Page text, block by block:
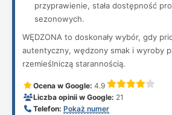
przyprawienie, stała dostępność
sezonowych.
WĘDZONA to doskonały wybór, gdy
autentyczny, wędzony smak i wyroby
rzemieślniczą starannością.
Ocena w Google: 4.9
Liczba opinii w Google: 21
Telefon: Pokaż numer